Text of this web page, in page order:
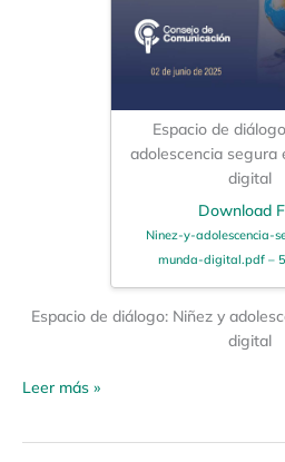
Espacio de
adolescencia segura
digital
Download
Ninez-y-adolescencia-
munda-digital.pdf –
Espacio de diálogo: Niñez y
digital
Leer más »